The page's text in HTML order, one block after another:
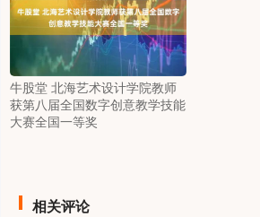
牛股堂 北海艺术设计学院教师
获第八届全国数字创意教学技能
大赛全国一等奖
相关评论